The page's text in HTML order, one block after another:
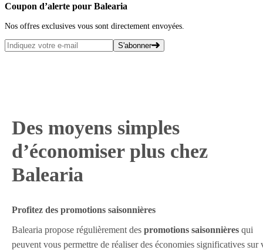
Coupon d’alerte pour Balearia
Nos offres exclusives vous sont directement envoyées.
S'abonner
Des moyens simples
d’économiser plus chez
Balearia
Profitez des promotions saisonnières
Balearia propose régulièrement des promotions saisonnières qui
peuvent vous permettre de réaliser des économies significatives sur